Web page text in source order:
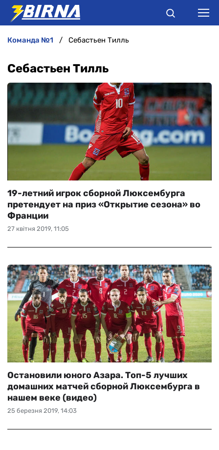
ІНТЕРВ'Ю
РІЗНЕ
команда №1 Себастьен Тилль
Себастьен Тилль
27 квітня 2019, 11:05
19-летний игрок сборной Люксембурга
претендует на приз «Открытие сезона» во
Франции
25 березня 2019, 14:03
Остановили юного Азара. Топ-5 лучших
домашних матчей сборной Люксембурга в
нашем веке (видео)